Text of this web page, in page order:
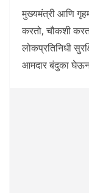
मुख्यमंत्री आणि
करतो, चौकशी
लोकप्रतिनिधी
आमदार बंदुका